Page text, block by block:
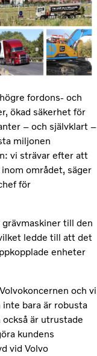
fordons- och
ökad säkerhet för
– och självklart –
miljonen
vi strävar efter att
området, säger
för
till den
ledde till att det
enheter
och vi
bara är robusta
är utrustade
kundens
vid Volvo